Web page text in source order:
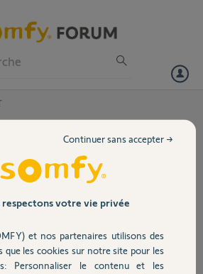
et j 'aimerai passé en mode radio io.
faut il acheter une smoove uno io
pour chaque volets (8) ou 1 smoove et
izymo io
respectons votre vie privée
et nos partenaires utilisons des
que les cookies sur notre site pour les
Personnaliser le contenu et les
Continuer sans accepter →